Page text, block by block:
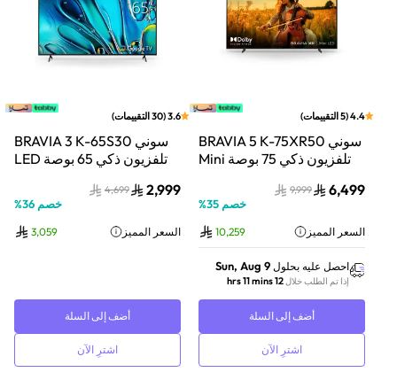
4.4
(
5التقييمات)
سوني BRAVIA 5 K-75XR50
تلفزيون ذكي 75 بوصة Mini
6,499
9,999
خصم 35
%
السعر المميز 10,259
احصل عليه بحلول Sun, Aug 9
إذا تم الطلب خلال12 hrs 11 mins
أضف إلى السلة
اشترِ الآن
3.6
(
30التقييمات)
سوني BRAVIA 3 K-65S30
تلفزيون ذكي 65 بوصة LED
ونظام Google TV
2,999
4,699
خصم 36
%
السعر المميز 3,059
أضف إلى السلة
اشترِ الآن